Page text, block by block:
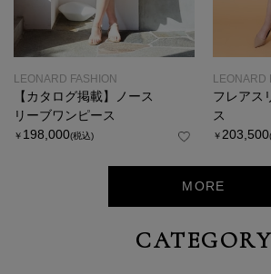
LEONARD FASHION
【カタログ掲載】ノース
リーブワンピース
￥ 198,000(税込)
LEONARD
フレアス
ス
￥ 203,500
MORE
CATEGORY